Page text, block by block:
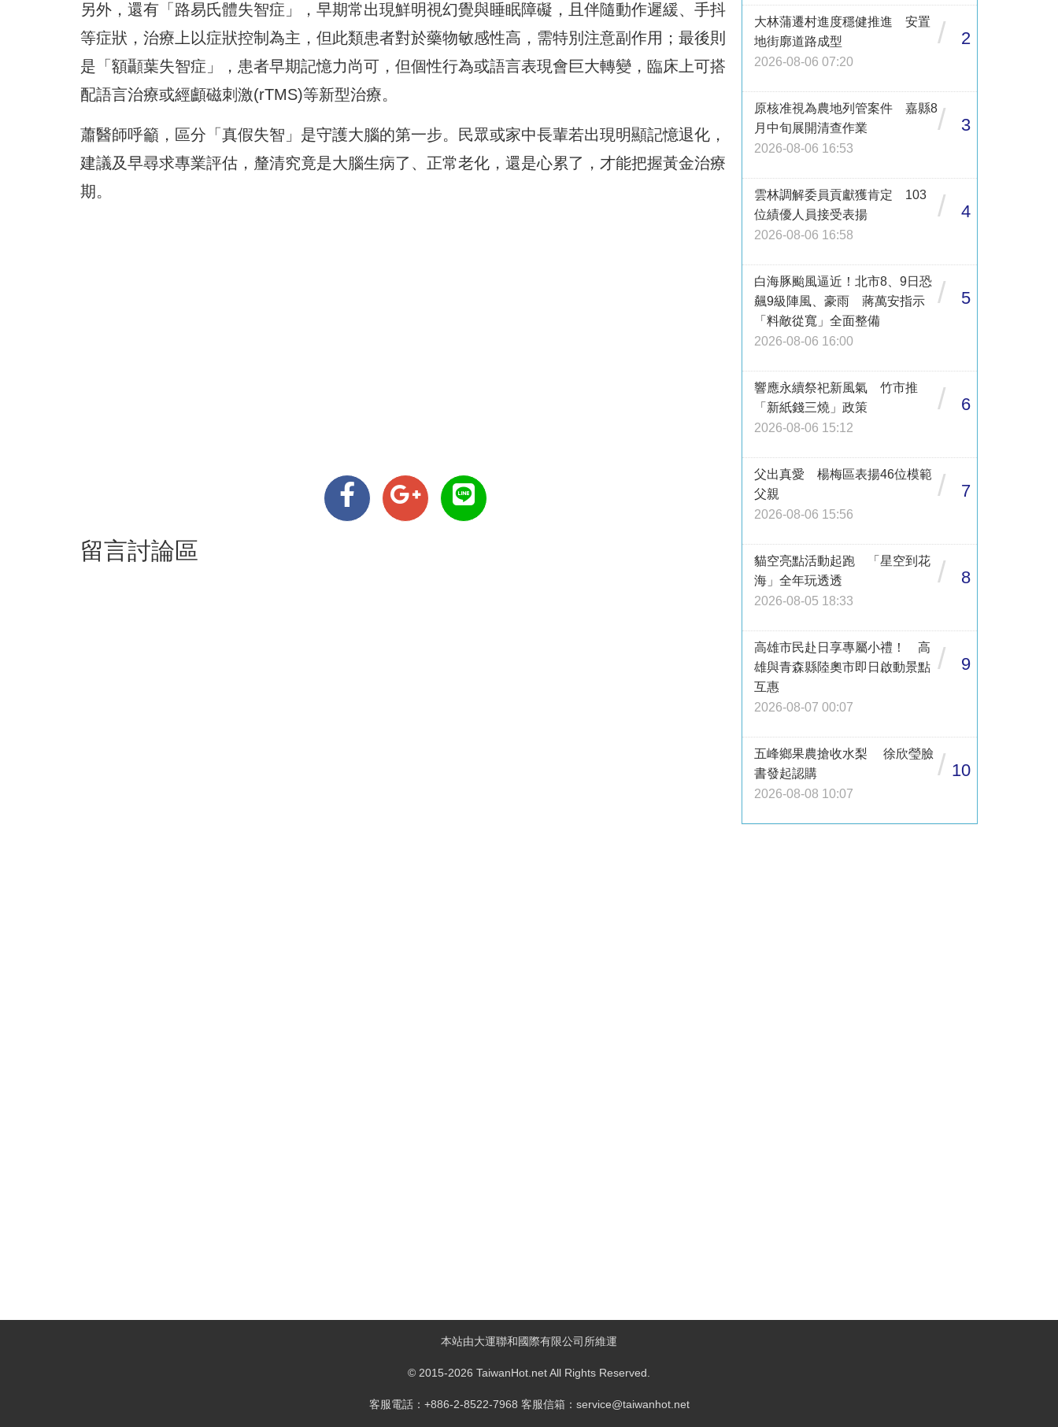
另外，還有「路易氏體失智症」，早期常出現鮮明視幻覺與睡眠障礙，且伴隨動作遲緩、手抖
等症狀，治療上以症狀控制為主，但此類患者對於藥物敏感性高，需特別注意副作用；最後則
是「額顳葉失智症」，患者早期記憶力尚可，但個性行為或語言表現會巨大轉變，臨床上可搭
配語言治療或經顱磁刺激(rTMS)等新型治療。
蕭醫師呼籲，區分「真假失智」是守護大腦的第一步。民眾或家中長輩若出現明顯記憶退化，
建議及早尋求專業評估，釐清究竟是大腦生病了、正常老化，還是心累了，才能把握黃金治療
期。
留言討論區
大林蒲遷村進度穩健推進 安置
地街廓道路成型
2026-08-06 07:20
/ 2
原核准視為農地列管案件 嘉縣8
月中旬展開清查作業
2026-08-06 16:53
/ 3
雲林調解委員貢獻獲肯定 103
位績優人員接受表揚
2026-08-06 16:58
/ 4
白海豚颱風逼近！北市8、9日恐
飆9級陣風、豪雨 蔣萬安指示
「料敵從寬」全面整備
2026-08-06 16:00
/ 5
響應永續祭祀新風氣 竹市推
「新紙錢三燒」政策
2026-08-06 15:12
/ 6
父出真愛 楊梅區表揚46位模範
父親
2026-08-06 15:56
/ 7
貓空亮點活動起跑 「星空到花
海」全年玩透透
2026-08-05 18:33
/ 8
高雄市民赴日享專屬小禮！ 高
雄與青森縣陸奧市即日啟動景點
互惠
2026-08-07 00:07
/ 9
五峰鄉果農搶收水梨 徐欣瑩臉
書發起認購
2026-08-08 10:07
/ 10
本站由大運聯和國際有限公司所維運
© 2015-2026 TaiwanHot.net All Rights Reserved.
客服電話：+886-2-8522-7968 客服信箱：service@taiwanhot.net